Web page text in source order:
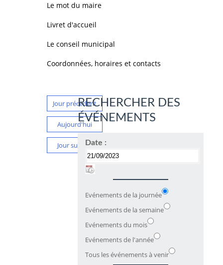
Le mot du maire
Livret d'accueil
Le conseil municipal
Coordonnées, horaires et contacts
Jour précédent
Aujourd'hui
Jour suivant
RECHERCHER DES
ÉVÉNEMENTS
Date :
Evénements de la journée
Evénements de la semaine
Evénements du mois
Evénements de l'année
Tous les événements à venir